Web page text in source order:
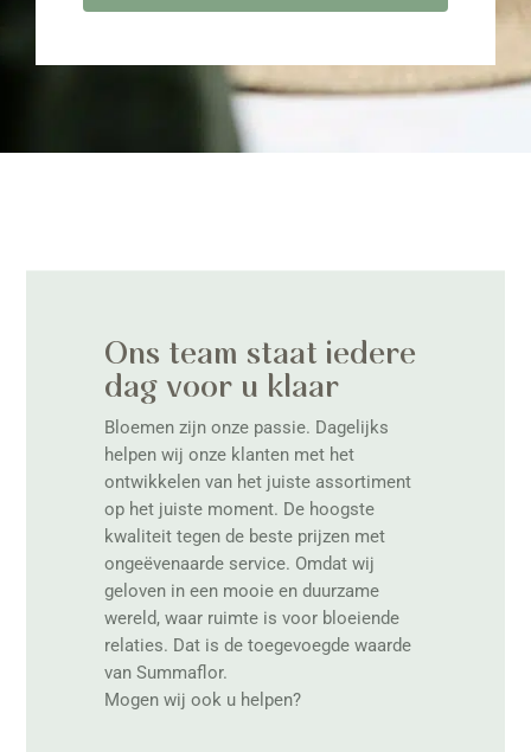
Ons team staat iedere
dag voor u klaar
Bloemen zijn onze passie. Dagelijks
helpen wij onze klanten met het
ontwikkelen van het juiste assortiment
op het juiste moment. De hoogste
kwaliteit tegen de beste prijzen met
ongeëvenaarde service. Omdat wij
geloven in een mooie en duurzame
wereld, waar ruimte is voor bloeiende
relaties. Dat is de toegevoegde waarde
van Summaflor.
Mogen wij ook u helpen?